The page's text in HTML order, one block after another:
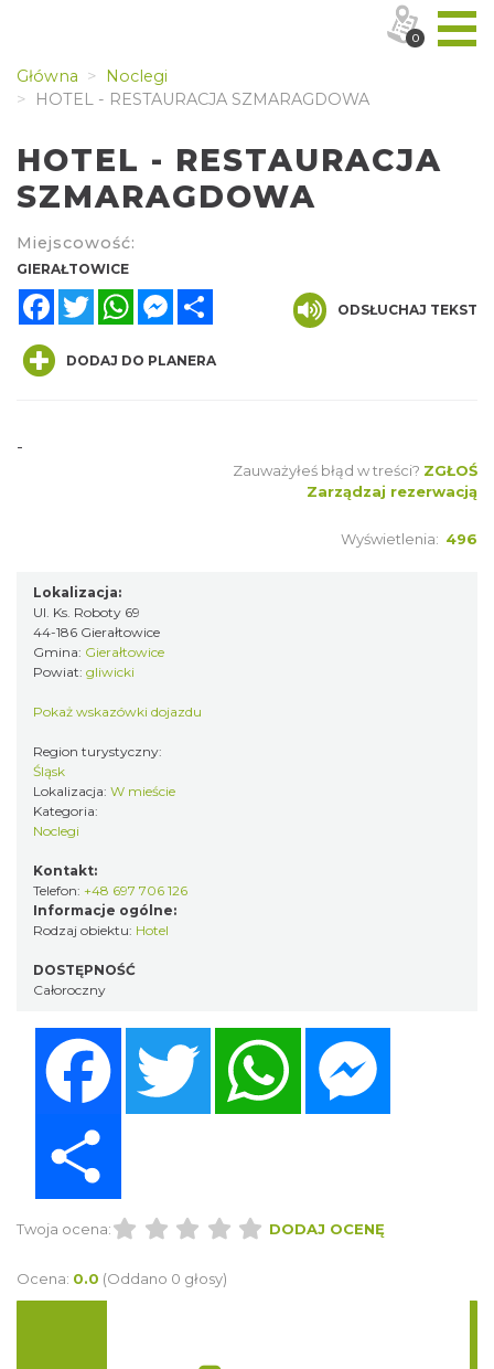
Główna
Noclegi
HOTEL - RESTAURACJA SZMARAGDOWA
HOTEL - RESTAURACJA
SZMARAGDOWA
Miejscowość:
GIERAŁTOWICE
FacebookTwitterWhatsAppMessenger
ODSŁUCHAJ TEKST
DODAJ DO PLANERA
-
Zauważyłeś błąd w treści? ZGŁOŚ
Zarządzaj rezerwacją
Wyświetlenia: 496
Lokalizacja:
Ul. Ks. Roboty 69
44-186 Gierałtowice
Gmina: Gierałtowice
Powiat: gliwicki
Pokaż wskazówki dojazdu
Region turystyczny:
Śląsk
Lokalizacja: W mieście
Kategoria:
Noclegi
Kontakt:
Telefon: +48 697 706 126
Informacje ogólne:
Rodzaj obiektu: Hotel
DOSTĘPNOŚĆ
Całoroczny
Twitter WhatsApp
Twoja ocena: DODAJ OCENĘ
Ocena: 0.0 (Oddano 0 głosy)
0